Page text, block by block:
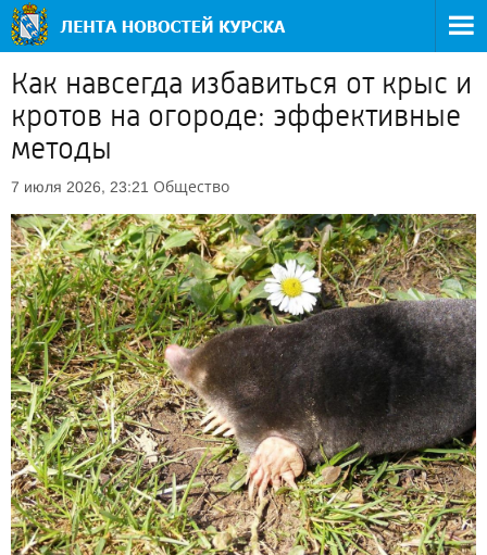
Как навсегда избавиться от крыс и
кротов на огороде: эффективные
методы
7 июля 2026, 23:21 Общество